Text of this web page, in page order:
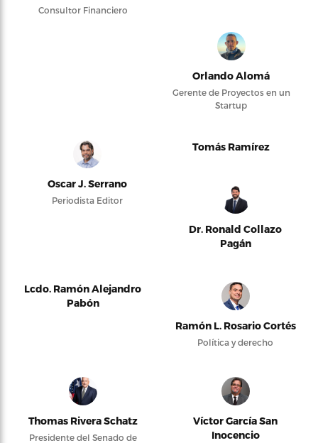
Consultor Financiero
Orlando Alomá
Gerente de Proyectos en un
Startup
Oscar J. Serrano
Periodista Editor
Tomás Ramírez
Dr. Ronald Collazo
Pagán
Lcdo. Ramón Alejandro
Pabón
Ramón L. Rosario Cortés
Política y derecho
Thomas Rivera Schatz
Presidente del Senado de
Víctor García San
Inocencio